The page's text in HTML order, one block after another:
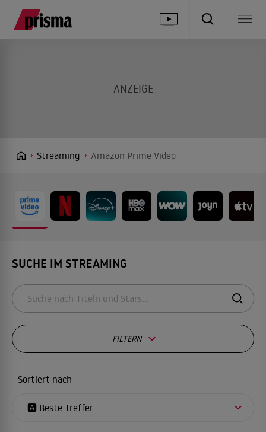
Streaming Amazon Prime Video
SUCHE IM STREAMING
FILTERN
Sortiert nach
🅰️ Beste Treffer